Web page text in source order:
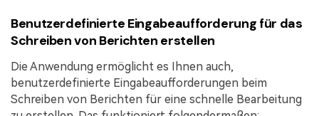
Benutzerdefinierte Eingabeaufforderung für das
Schreiben von Berichten erstellen
Die Anwendung ermöglicht es Ihnen auch,
benutzerdefinierte Eingabeaufforderungen beim
Schreiben von Berichten für eine schnelle Bearbeitung